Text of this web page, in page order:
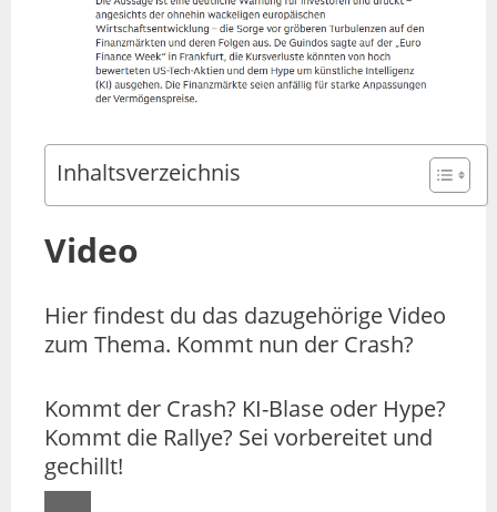
Inhaltsverzeichnis
Video
Hier findest du das dazugehörige Video
zum Thema. Kommt nun der Crash?
Kommt der Crash? KI-Blase oder Hype?
Kommt die Rallye? Sei vorbereitet und
gechillt!